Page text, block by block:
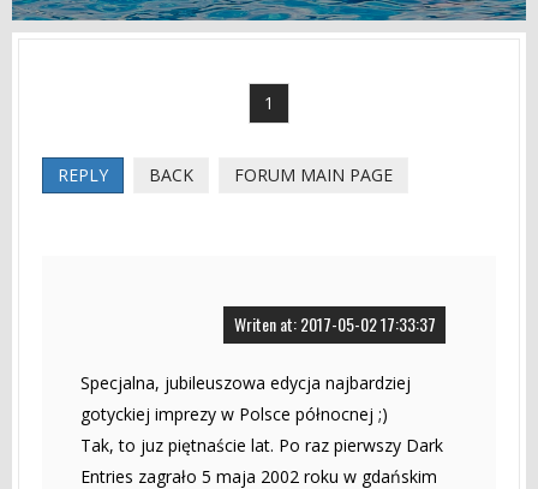
1
REPLY BACK FORUM MAIN PAGE
Writen at: 2017-05-02 17:33:37
Specjalna, jubileuszowa edycja najbardziej
gotyckiej imprezy w Polsce północnej ;)
Tak, to juz piętnaście lat. Po raz pierwszy Dark
Entries zagrało 5 maja 2002 roku w gdańskim